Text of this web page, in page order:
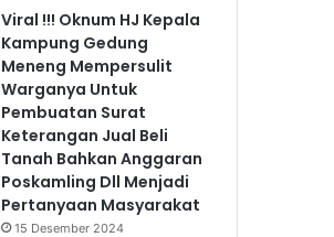
Viral !!! Oknum HJ Kepala
Kampung Gedung
Meneng Mempersulit
Warganya Untuk
Pembuatan Surat
Keterangan Jual Beli
Tanah Bahkan Anggaran
Poskamling Dll Menjadi
Pertanyaan Masyarakat
15 Desember 2024